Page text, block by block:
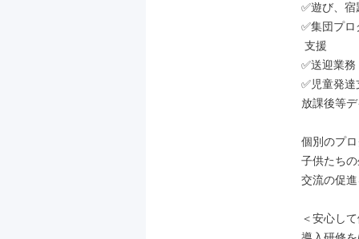
✅遊び、
✅集団プ
✅送迎業務
✅児童発達
放課後等
個別のプ
子供たち
交流の促
＜安心し